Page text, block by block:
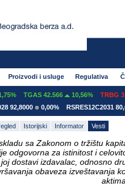
Proizvodi i usluge Regulativa
TGAS 42.566 10,56%
TRBG
92,8000 0,00% RSRES12C2031
Istorijski Informator Vesti
sa Zakonom o tržištu
odgovorna za istinitost i
joj dostavi izdavalac, odnosno
obaveza izveštavanja